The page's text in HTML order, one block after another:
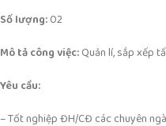
Số lượng:02
Mô tả công việc:Quản lí, sắp xếp
Yêu cầu:
– Tốt nghiệp ĐH/CĐ các chuyên